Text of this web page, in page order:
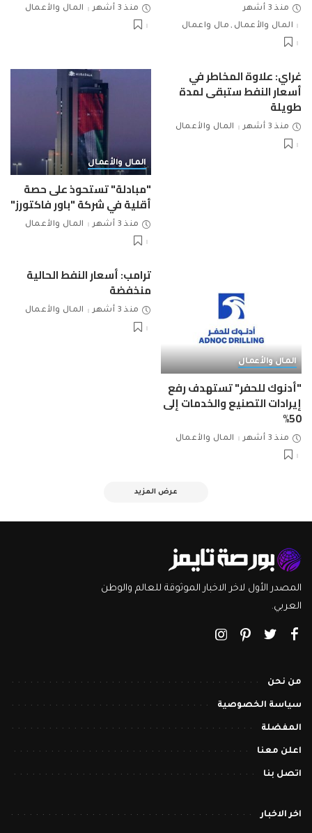
منذ 3 أشهر
المال والأعمال
مال واعمال
منذ 3 أشهر المال والأعمال
غراي: علاوة المخاطر في
أسعار النفط ستبقى لمدة
طويلة
منذ 3 أشهر المال والأعمال
المال والأعمال
"مبادلة" تستحوذ على حصة
أقلية في شركة "باور فاكتورز"
منذ 3 أشهر المال والأعمال
المال والأعمال
"أدنوك للحفر" تستهدف رفع
إيرادات التصنيع والخدمات إلى
50%
منذ 3 أشهر المال والأعمال
ترامب: أسعار النفط الحالية
منخفضة
منذ 3 أشهر المال والأعمال
عرض المزيد
المصدر الأول لاخر الاخبار الموثوقة للعالم والوطن
العربي.
من نحن
سياسة الخصوصية
المفضلة
اعلن معنا
اتصل بنا
اخر الاخبار